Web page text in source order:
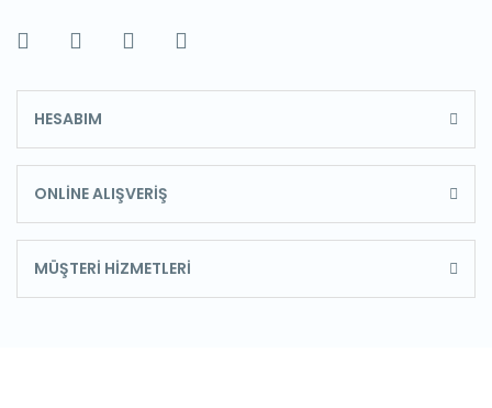
HESABIM
ONLİNE ALIŞVERİŞ
MÜŞTERİ HİZMETLERİ